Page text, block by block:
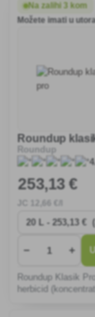
novosagrađenim i
ukrasnim
Na zalihi 3 kom
Možete imati u
Roundup
Roundup
253,13 €
12
− +
Roundup Klasik
herbicid (koncentrat)